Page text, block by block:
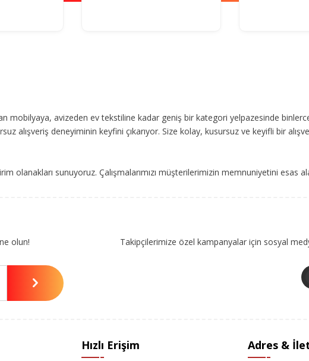
mobilyaya, avizeden ev tekstiline kadar geniş bir kategori yelpazesinde
alışveriş deneyiminin keyfini çıkarıyor. Size kolay, kusursuz ve keyifli bir
olanakları sunuyoruz. Çalışmalarımızı müşterilerimizin memnuniyetini esas
olun! Takipçilerimize özel kampanyalar için sosyal
Hızlı Erişim Adres &